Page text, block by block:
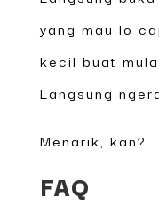
yang mau lo
kecil buat
Langsung
Menarik, kan?
FAQ